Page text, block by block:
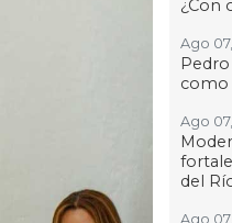
¿Con
Ago
como
Ago
del
Ago